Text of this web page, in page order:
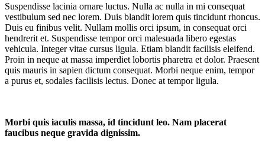
Suspendisse lacinia ornare luctus. Nulla ac nulla in mi consequat
vestibulum sed nec lorem. Duis blandit lorem quis tincidunt rhoncus.
Duis eu finibus velit. Nullam mollis orci ipsum, in consequat orci
hendrerit et. Suspendisse tempor orci malesuada libero egestas
vehicula. Integer vitae cursus ligula. Etiam blandit facilisis eleifend.
Proin in neque at massa imperdiet lobortis pharetra et dolor. Praesent
quis mauris in sapien dictum consequat. Morbi neque enim, tempor
a purus et, sodales facilisis lectus. Donec at tempor ligula.
Morbi quis iaculis massa, id tincidunt leo. Nam placerat
faucibus neque gravida dignissim.